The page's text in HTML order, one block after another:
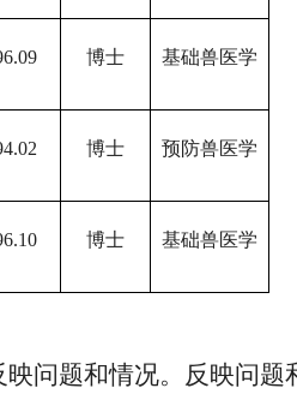
博士 基础兽医学
博士 预防兽医学
博士 基础兽医学
问题和情况。反映问